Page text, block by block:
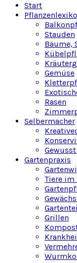
Start
Stauden
Bäume,
Gemüse
Rasen
Selbermacher
Gartenpraxis
Tiere im
Grillen